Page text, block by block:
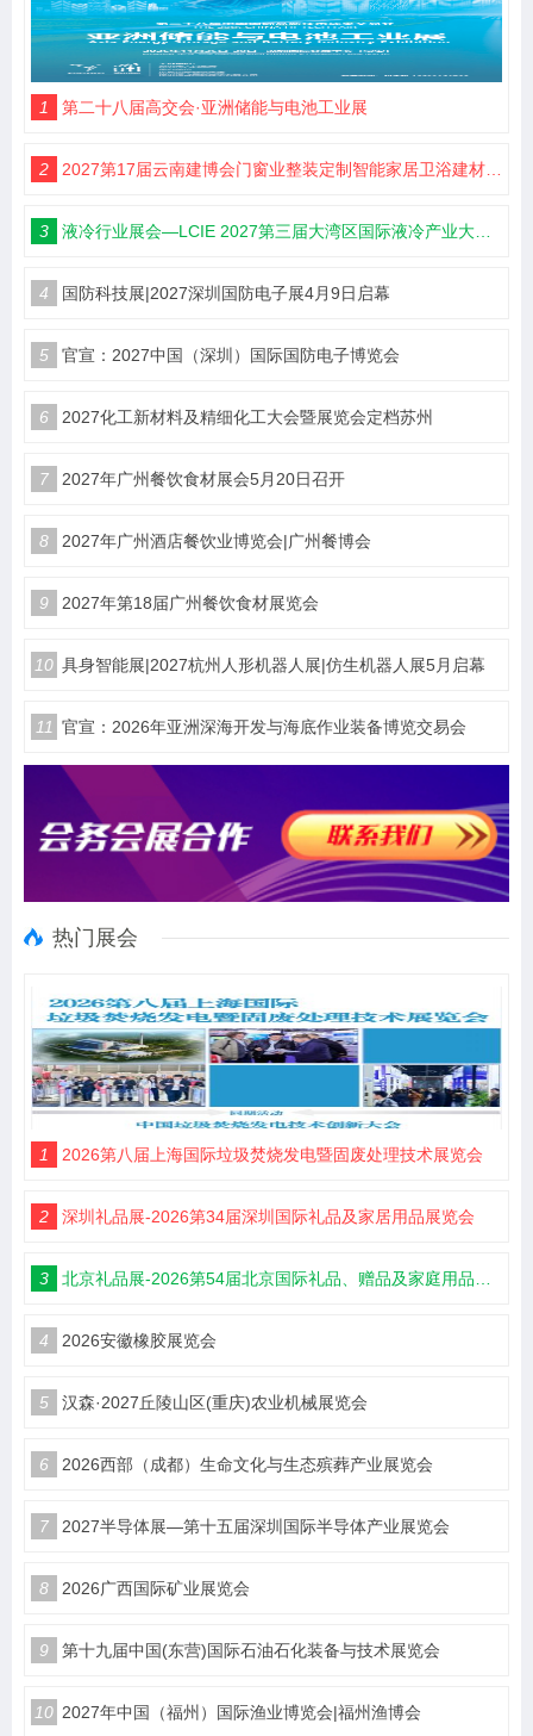
1 第二十八届高交会·亚洲储能与电池工业展
2 2027第17届云南建博会门窗业整装定制智能家居卫浴建材展会
3 液冷行业展会—LCIE 2027第三届大湾区国际液冷产业大会暨展览会（深圳）
4 国防科技展|2027深圳国防电子展4月9日启幕
5 官宣：2027中国（深圳）国际国防电子博览会
6 2027化工新材料及精细化工大会暨展览会定档苏州
7 2027年广州餐饮食材展会5月20日召开
8 2027年广州酒店餐饮业博览会|广州餐博会
9 2027年第18届广州餐饮食材展览会
10 具身智能展|2027杭州人形机器人展|仿生机器人展5月启幕
11 官宣：2026年亚洲深海开发与海底作业装备博览交易会
热门展会
1 2026第八届上海国际垃圾焚烧发电暨固废处理技术展览会
2 深圳礼品展-2026第34届深圳国际礼品及家居用品展览会
3 北京礼品展-2026第54届北京国际礼品、赠品及家庭用品展览会
4 2026安徽橡胶展览会
5 汉森·2027丘陵山区(重庆)农业机械展览会
6 2026西部（成都）生命文化与生态殡葬产业展览会
7 2027半导体展—第十五届深圳国际半导体产业展览会
8 2026广西国际矿业展览会
9 第十九届中国(东营)国际石油石化装备与技术展览会
10 2027年中国（福州）国际渔业博览会|福州渔博会